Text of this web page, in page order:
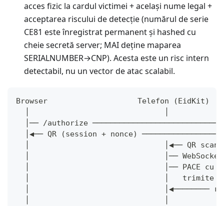
acces fizic la cardul victimei + același nume legal +
acceptarea riscului de detecție (numărul de serie
CE81 este înregistrat permanent și hashed cu
cheie secretă server; MAI deține maparea
SERIALNUMBER→CNP). Acesta este un risc intern
detectabil, nu un vector de atac scalabil.
Browser                    Telefon (EidKit)
│── /authorize
│◀── QR (session + nonce)
│                              │◀── QR
│                              │──
│                              │── PACE cu
│                              │   trimite
│                              │◀────────